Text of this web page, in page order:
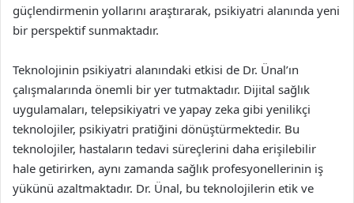
güçlendirmenin yollarını araştırarak, psikiyatri alanında yeni
bir perspektif sunmaktadır.
Teknolojinin psikiyatri alanındaki etkisi de Dr. Ünal’ın
çalışmalarında önemli bir yer tutmaktadır. Dijital sağlık
uygulamaları, telepsikiyatri ve yapay zeka gibi yenilikçi
teknolojiler, psikiyatri pratiğini dönüştürmektedir. Bu
teknolojiler, hastaların tedavi süreçlerini daha erişilebilir
hale getirirken, aynı zamanda sağlık profesyonellerinin iş
yükünü azaltmaktadır. Dr. Ünal, bu teknolojilerin etik ve